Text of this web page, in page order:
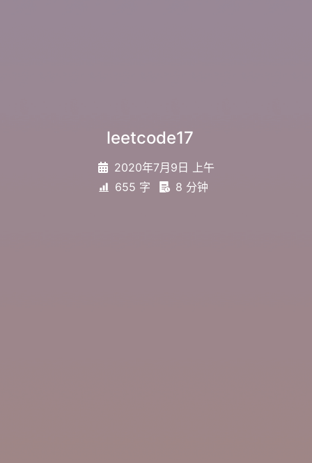
leetcode17
2020年7月9日 上午
655 字
8 分钟